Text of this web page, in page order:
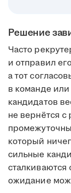
Решение
Часто
и отправил
а тот
в команде или
кандидатов
не вернётся
который
сильные
ожидание